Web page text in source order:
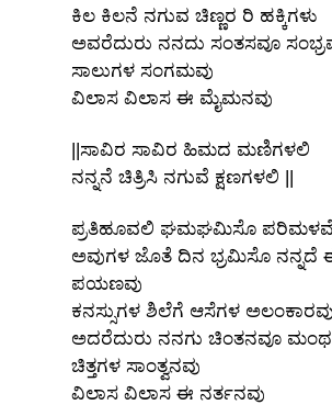
ಕಿಲ ಕಿಲನೆ ನಗುವ ಚಿಣ್ಣರ ರಿ ಹಕ್ಕಿಗಳು
ಅವರೆದುರು ನನದು ಸಂತಸವೂ
ಸಾಲುಗಳ ಸಂಗಮವು
ವಿಲಾಸ ವಿಲಾಸ ಈ ಮೈಮನವು
||ಸಾವಿರ ಸಾವಿರ ಹಿಮದ ಮಣಿಗಳಲಿ
ನನ್ನನೆ ಚಿತ್ರಿಸಿ ನಗುವೆ ಕ್ಷಣಗಳಲಿ ||
ಪ್ರತಿಹೂವಲಿ ಘಮಘಮಿಸೊ ಪರಿಮಳವೆ
ಅವುಗಳ ಜೊತೆ ದಿನ ಭ್ರಮಿಸೊ ನನ್ನದೆ
ಪಯಣವು
ಕನಸ್ಸುಗಳ ಶಿಲೆಗೆ ಆಸೆಗಳ ಅಲಂಕಾರವು
ಅದರೆದುರು ನನಗು ಚಿಂತನವೂ
ಚಿತ್ತಗಳ ಸಾಂತ್ವನವು
ವಿಲಾಸ ವಿಲಾಸ ಈ ನರ್ತನವು